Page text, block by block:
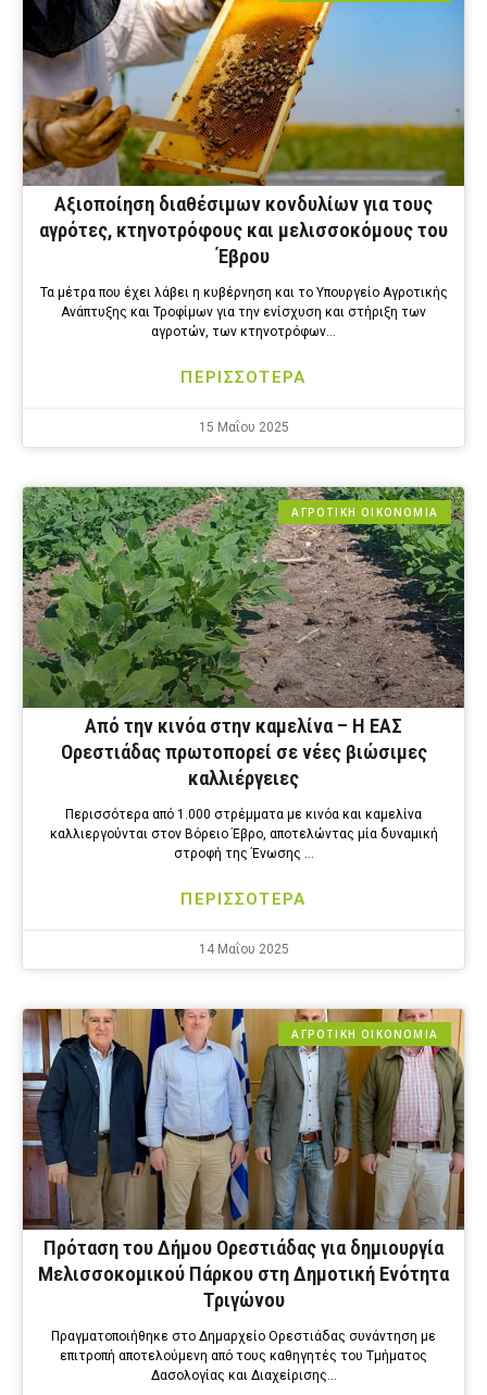
Αξιοποίηση διαθέσιμων κονδυλίων για τους
αγρότες, κτηνοτρόφους και μελισσοκόμους του
Έβρου
Τα μέτρα που έχει λάβει η κυβέρνηση και το Υπουργείο Αγροτικής
Ανάπτυξης και Τροφίμων για την ενίσχυση και στήριξη των
αγροτών, των κτηνοτρόφων…
ΠΕΡΙΣΣΟΤΕΡΑ
15 Μαΐου 2025
ΑΓΡΟΤΙΚΗ ΟΙΚΟΝΟΜΙΑ
Από την κινόα στην καμελίνα – Η ΕΑΣ
Ορεστιάδας πρωτοπορεί σε νέες βιώσιμες
καλλιέργειες
Περισσότερα από 1.000 στρέμματα με κινόα και καμελίνα
καλλιεργούνται στον Βόρειο Έβρο, αποτελώντας μία δυναμική
στροφή της Ένωσης …
ΠΕΡΙΣΣΟΤΕΡΑ
14 Μαΐου 2025
ΑΓΡΟΤΙΚΗ ΟΙΚΟΝΟΜΙΑ
Πρόταση του Δήμου Ορεστιάδας για δημιουργία
Μελισσοκομικού Πάρκου στη Δημοτική Ενότητα
Τριγώνου
Πραγματοποιήθηκε στο Δημαρχείο Ορεστιάδας συνάντηση με
επιτροπή αποτελούμενη από τους καθηγητές του Τμήματος
Δασολογίας και Διαχείρισης…